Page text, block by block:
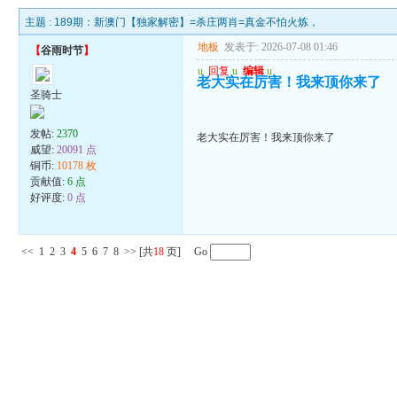
主题 : 189期：新澳门【独家解密】=杀庄两肖=真金不怕火炼，
【谷雨时节】
圣骑士
发帖:2370
威望:20091 点
铜币: 10178 枚
贡献值:6 点
好评度:0 点
地板 发表于: 2026-07-08 01:46
u 回复 u 编辑 u
老大实在厉害！我来顶你来了
老大实在厉害！我来顶你来了
<< 1 2 3 4 5 6 7 8 >> [共18 页] Go